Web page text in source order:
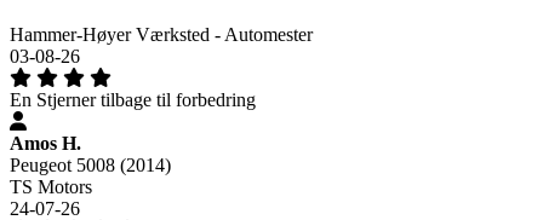
Hammer-Høyer Værksted - Automester
03-08-26
En Stjerner tilbage til forbedring
Amos H.
Peugeot 5008 (2014)
TS Motors
24-07-26